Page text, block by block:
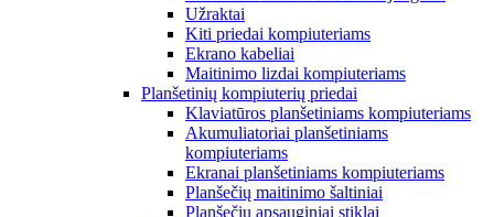
Užraktai
Kiti priedai kompiuteriams
Ekrano kabeliai
Maitinimo lizdai kompiuteriams
Planšetinių kompiuterių priedai
Klaviatūros planšetiniams kompiuteriams
Akumuliatoriai planšetiniams
kompiuteriams
Ekranai planšetiniams kompiuteriams
Planšečių maitinimo šaltiniai
Planšečių apsauginiai stiklai